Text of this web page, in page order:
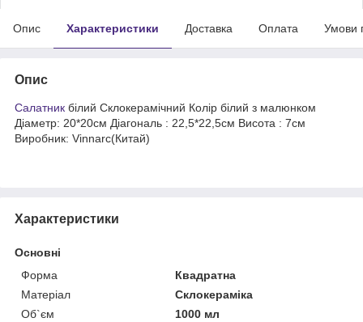
Опис Характеристики Доставка Оплата Умови
Опис
Салатник білий Склокерамічний Колір білий з малюнком
Діаметр: 20*20см Діагональ : 22,5*22,5см Висота : 7см
Виробник: Vinnarc(Китай)
Характеристики
Основні
Форма
Квадратна
Матеріал
Склокераміка
Об`єм
1000 мл